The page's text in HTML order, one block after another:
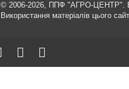
© 2006-2026, ППФ "АГРО-ЦЕНТР".
Використання матеріалів цього